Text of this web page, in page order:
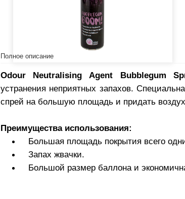
Полное описание
Odour Neutralising Agent Bubblegum
устранения неприятных запахов.
спрей на большую площадь и придать
Преимущества использования:
Большая площадь покрытия всего
Запах жвачки.
Большой размер баллона и